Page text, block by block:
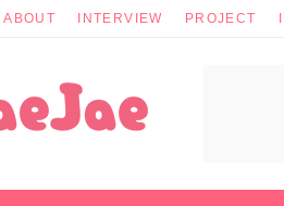
ABOUT INTERVIEW PROJECT